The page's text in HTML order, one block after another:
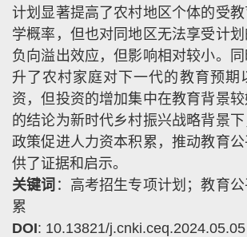
计划显著提高了农村地区个体的受
学概率，但也对同地区无法享受计
负向溢出效应，但影响相对较小。
升了农村家庭对下一代的教育预期
资，但投资的增加集中在教育背景
的结论为新时代乡村振兴战略背景
政策促进人力资本积累，推动教育
供了证据和启示。
关键词 ：高考招生专项计划；教育
累
DOI: 10.13821/j.cnki.ceq.2024.05.05